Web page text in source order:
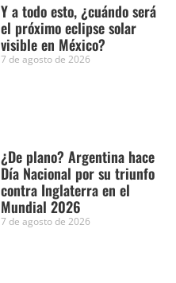
Y a todo esto, ¿cuándo será
el próximo eclipse solar
visible en México?
7 de agosto de 2026
¿De plano? Argentina hace
Día Nacional por su triunfo
contra Inglaterra en el
Mundial 2026
7 de agosto de 2026